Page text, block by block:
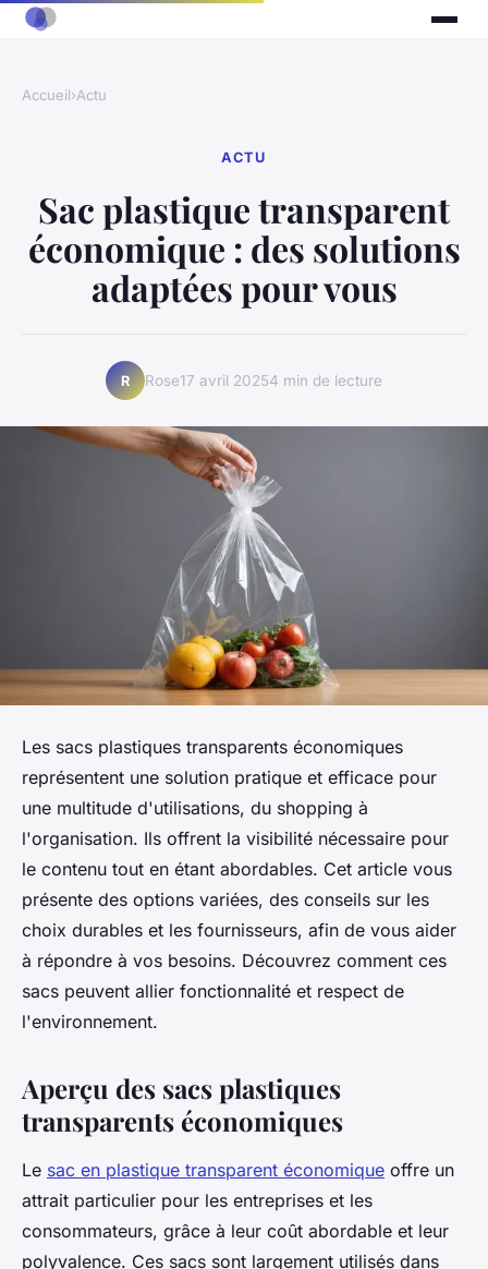
Accueil›Actu
ACTU
Sac plastique transparent
économique : des solutions
adaptées pour vous
R Rose17 avril 20254 min de lecture
Les sacs plastiques transparents économiques
représentent une solution pratique et efficace pour
une multitude d'utilisations, du shopping à
l'organisation. Ils offrent la visibilité nécessaire pour
le contenu tout en étant abordables. Cet article vous
présente des options variées, des conseils sur les
choix durables et les fournisseurs, afin de vous aider
à répondre à vos besoins. Découvrez comment ces
sacs peuvent allier fonctionnalité et respect de
l'environnement.
Aperçu des sacs plastiques
transparents économiques
Le sac en plastique transparent économique offre un
attrait particulier pour les entreprises et les
consommateurs, grâce à leur coût abordable et leur
polyvalence. Ces sacs sont largement utilisés dans